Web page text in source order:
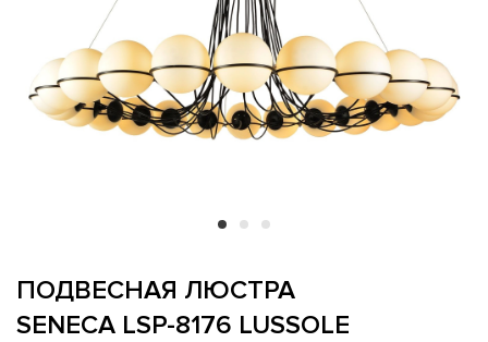
ПОДВЕСНАЯ ЛЮСТРА
SENECA LSP-8176 LUSSOLE